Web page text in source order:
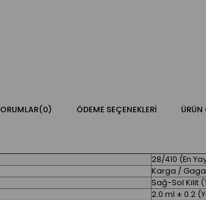
(0) ÖDEME SEÇENEKLERI ÜRÜN
28/410 (En
Karga /
Sağ-Sol Kilit
2.0 ml ± 0.2